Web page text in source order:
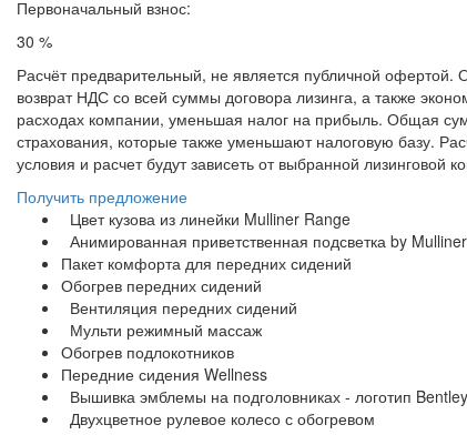
Первоначальный взнос:
30 %
Расчёт предварительный, не является публичной
возврат НДС со всей суммы договора лизинга, а также
расходах компании, уменьшая налог на прибыль. Общая
страхования, которые также уменьшают налоговую базу.
условия и расчет будут зависеть от выбранной лизинговой
Получить предложение
Цвет кузова из линейки Mulliner Range
Анимированная приветственная подсветка by Mulliner
Пакет комфорта для передних сидений
Обогрев передних сидений
Вентиляция передних сидений
Мульти режимный массаж
Обогрев подлокотников
Передние сидения Wellness
Вышивка эмблемы на подголовниках - логотип Bentley
Двухцветное рулевое колесо с обогревом